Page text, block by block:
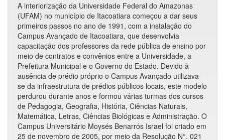
A interiorização da Universidade Federal do Amazonas
(UFAM) no município de Itacoatiara começou a dar seus
primeiros passos no ano de 1991, com a instalação do
Campus Avançado de Itacoatiara, que desenvolvia
capacitação dos professores da rede pública de ensino por
meio de contratos e convênios entre a Universidade, a
Prefeitura Municipal e o Governo do Estado. Devido à
ausência de prédio próprio o Campus Avançado utilizava-
se da infraestrutura de prédios públicos locais, este modelo
perdurou durante anos e formou várias turmas dos cursos
de Pedagogia, Geografia, História, Ciências Naturais,
Matemática, Letras, Ciências Biológicas e Administração. O
Campus Universitário Moysés Benarrós Israel foi criado em
25 de novembro de 2005, por meio da Resolução N°. 021